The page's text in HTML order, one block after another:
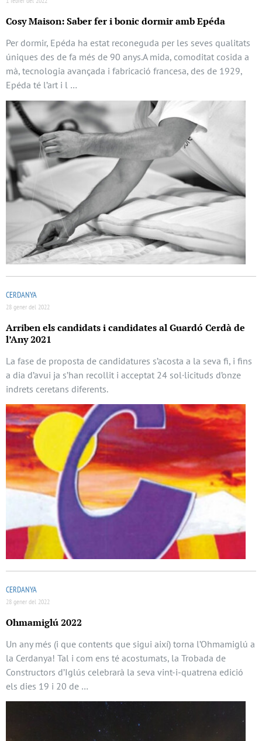
Cosy Maison: Saber fer i bonic dormir amb Epéda
Per dormir, Epéda ha estat reconeguda per les seves qualitats
úniques des de fa més de 90 anys.A mida, comoditat cosida a
mà, tecnologia avançada i fabricació francesa, des de 1929,
Epéda té l’art i l …
CERDANYA
28 gener del 2022
Arriben els candidats i candidates al Guardó Cerdà de
l’Any 2021
La fase de proposta de candidatures s’acosta a la seva fi, i fins
a dia d’avui ja s’han recollit i acceptat 24 sol·licituds d’onze
indrets ceretans diferents.
CERDANYA
28 gener del 2022
Ohmamiglú 2022
Un any més (i que contents que sigui així) torna l’Ohmamiglú a
la Cerdanya! Tal i com ens té acostumats, la Trobada de
Constructors d’Iglús celebrarà la seva vint-i-quatrena edició
els dies 19 i 20 de …